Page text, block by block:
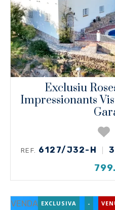
Exclusiu
Impressionants
REF. 6127/J32-H
VENDA EXCLUSIVA -